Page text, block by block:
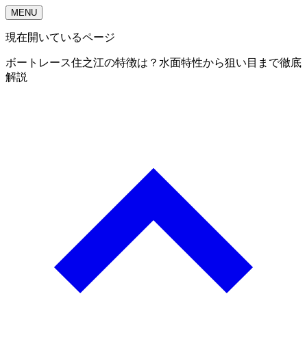
MENU
現在開いているページ
ボートレース住之江の特徴は？水面特性から狙い目まで徹底
解説